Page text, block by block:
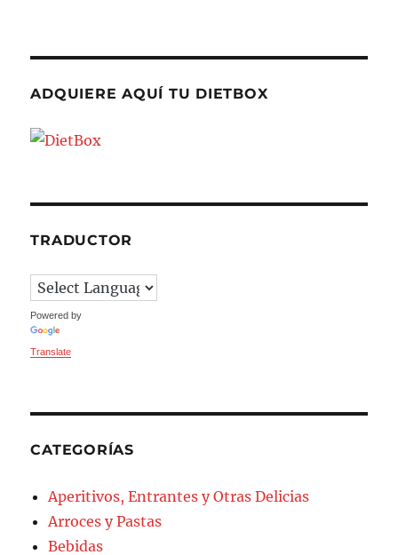
ADQUIERE AQUÍ TU DIETBOX
TRADUCTOR
Powered by
Translate
CATEGORÍAS
Aperitivos, Entrantes y Otras Delicias
Arroces y Pastas
Bebidas